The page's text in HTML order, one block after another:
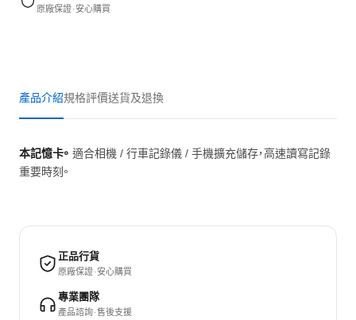
原廠保證 · 安心購買
產品介紹規格評價送貨及退換
本記憶卡。 適合相機 / 行車記錄儀 / 手機擴充儲存，高速讀寫記錄
重要時刻。
正品行貨
原廠保證 · 安心購買
專業團隊
產品諮詢 · 售後支援